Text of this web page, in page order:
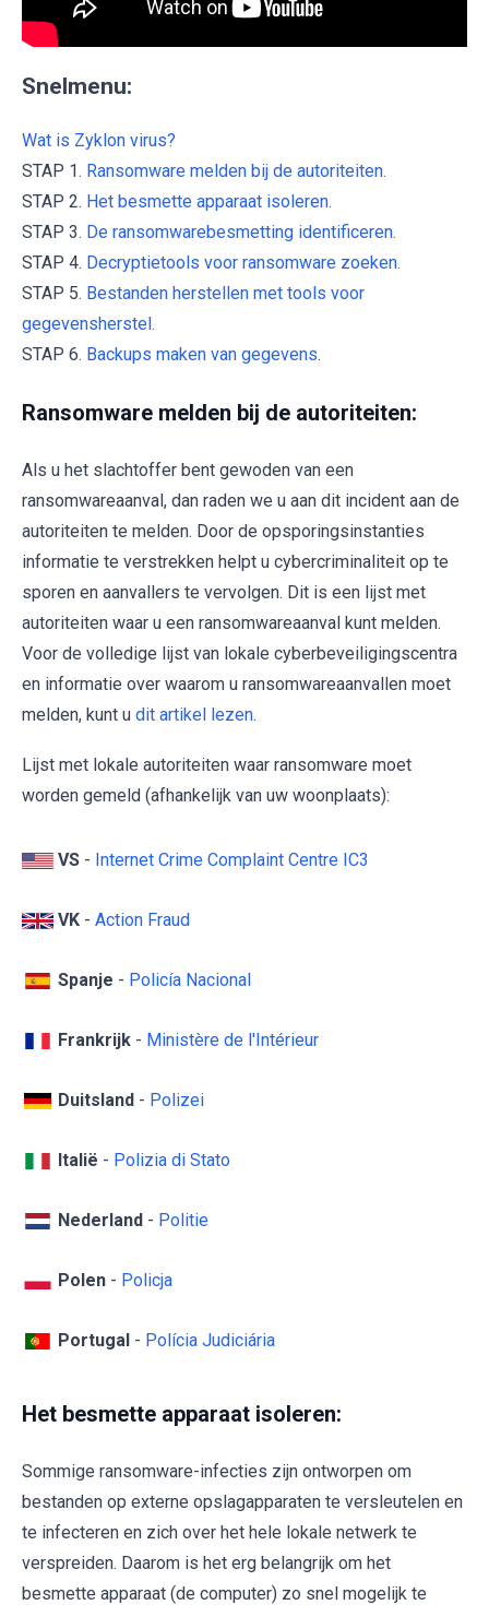
Snelmenu:
Wat is Zyklon virus?
STAP 1. Ransomware melden bij de autoriteiten.
STAP 2. Het besmette apparaat isoleren.
STAP 3. De ransomwarebesmetting identificeren.
STAP 4. Decryptietools voor ransomware zoeken.
STAP 5. Bestanden herstellen met tools voor
gegevensherstel.
STAP 6. Backups maken van gegevens.
Ransomware melden bij de autoriteiten:
Als u het slachtoffer bent gewoden van een
ransomwareaanval, dan raden we u aan dit incident aan de
autoriteiten te melden. Door de opsporingsinstanties
informatie te verstrekken helpt u cybercriminaliteit op te
sporen en aanvallers te vervolgen. Dit is een lijst met
autoriteiten waar u een ransomwareaanval kunt melden.
Voor de volledige lijst van lokale cyberbeveiligingscentra
en informatie over waarom u ransomwareaanvallen moet
melden, kunt u dit artikel lezen.
Lijst met lokale autoriteiten waar ransomware moet
worden gemeld (afhankelijk van uw woonplaats):
VS - Internet Crime Complaint Centre IC3
VK - Action Fraud
Spanje - Policía Nacional
Frankrijk - Ministère de l'Intérieur
Duitsland - Polizei
Italië - Polizia di Stato
Nederland - Politie
Polen - Policja
Portugal - Polícia Judiciária
Het besmette apparaat isoleren:
Sommige ransomware-infecties zijn ontworpen om
bestanden op externe opslagapparaten te versleutelen en
te infecteren en zich over het hele lokale netwerk te
verspreiden. Daarom is het erg belangrijk om het
besmette apparaat (de computer) zo snel mogelijk te